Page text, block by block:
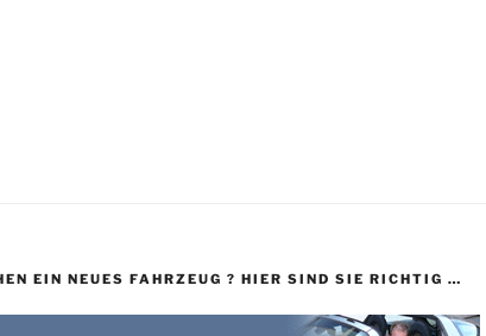
EIN NEUES FAHRZEUG ? HIER SIND SIE RICHTIG …